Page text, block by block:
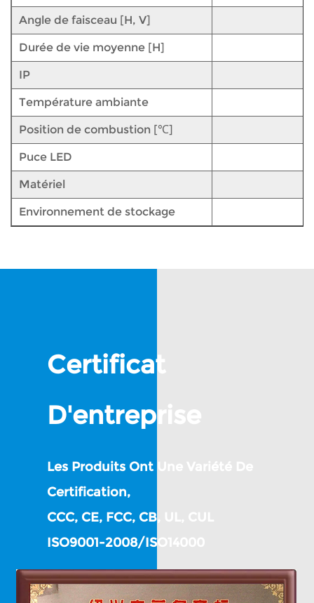
Angle de faisceau [H, V]
Durée de vie moyenne [H]
IP
Température ambiante
Position de combustion [℃]
Puce LED
Matériel
Environnement de stockage
Certificat
D'entreprise
Les Produits Ont Une Variété De
Certification,
CCC, CE, FCC, CB, UL, CUL
ISO9001-2008/ISO14000